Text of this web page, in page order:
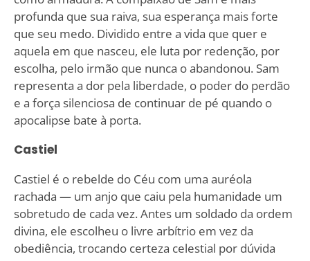
profunda que sua raiva, sua esperança mais forte
que seu medo. Dividido entre a vida que quer e
aquela em que nasceu, ele luta por redenção, por
escolha, pelo irmão que nunca o abandonou. Sam
representa a dor pela liberdade, o poder do perdão
e a força silenciosa de continuar de pé quando o
apocalipse bate à porta.
Castiel
Castiel é o rebelde do Céu com uma auréola
rachada — um anjo que caiu pela humanidade um
sobretudo de cada vez. Antes um soldado da ordem
divina, ele escolheu o livre arbítrio em vez da
obediência, trocando certeza celestial por dúvida